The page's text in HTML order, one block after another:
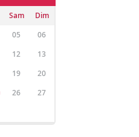
Sam
Dim
05
06
12
13
19
20
26
27